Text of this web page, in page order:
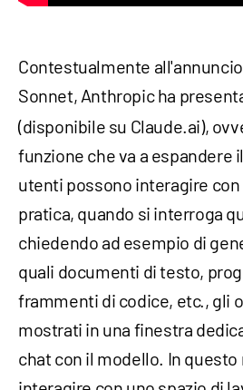
Contestualmente
Sonnet, Anthropic ha
(disponibile su Claude.ai),
funzione che va a espandere
utenti possono interagire
pratica, quando si interroga
chiedendo ad esempio di
quali documenti di testo,
frammenti di codice, etc., gli
mostrati in una finestra
chat con il modello. In